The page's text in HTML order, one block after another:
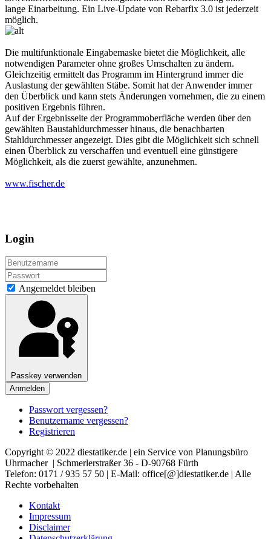
lange Einarbeitung. Ein Live-Update von Rebarfix 3.0 ist jederzeit
möglich.
Die multifunktionale Eingabemaske bietet die Möglichkeit, alle
notwendigen Parameter ohne großes Umschalten zu ändern.
Gleichzeitig ermittelt das Programm im Hintergrund immer die
Auslastung der gewählten Stäbe. Somit hat der Anwender immer
den Überblick und kann stets Änderungen vornehmen, die zu einem
positiven Ergebnis führen.
Auf der Ergebnisseite der Programmoberfläche werden über den
gewählten Baustahldurchmesser hinaus, die benachbarten
Stahldurchmesser angezeigt. Dies gibt die Möglichkeit sich schnell
einen Überblick zu verschaffen und eventuell eine günstigere
Möglichkeit, als die zuerst gewählte, anzunehmen.
www.fischer.de
Login
Angemeldet bleiben
Passkey verwenden
Anmelden
Passwort vergessen?
Benutzername vergessen?
Registrieren
Copyright © 2022 diestatiker.de | ein Service von Planungsbüro
Uhrmacher | Schmerlerstraßer 36 - D-90768 Fürth
Telefon: 0171 / 935 57 50 | E-Mail: office[@]diestatiker.de | Alle
Rechte vorbehalten
Kontakt
Impressum
Disclaimer